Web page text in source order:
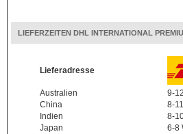
LIEFERZEITEN DHL INTERNATIONAL
Lieferadresse
Australien 9-
China
8-
Indien
8-
Japan
6-8